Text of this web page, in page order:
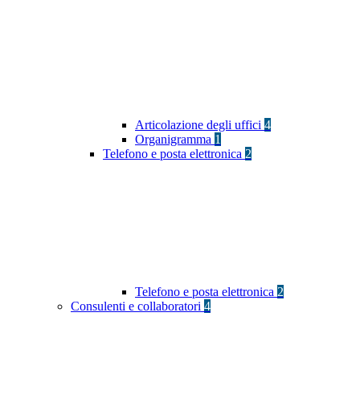
Articolazione degli uffici 4
Organigramma 1
Telefono e posta elettronica 2
Telefono e posta elettronica 2
Consulenti e collaboratori 4